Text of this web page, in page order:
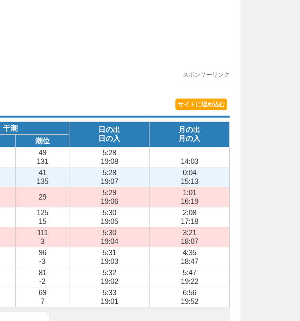
スポンサーリンク
サイトに埋め込む
干潮
日の出
日の入
月の出
月の入
潮位
49
131
5:28
19:08
-
14:03
41
135
5:28
19:07
0:04
15:13
29
5:29
19:06
1:01
16:19
125
15
5:30
19:05
2:08
17:18
111
3
5:30
19:04
3:21
18:07
96
-3
5:31
19:03
4:35
18:47
81
-2
5:32
19:02
5:47
19:22
69
7
5:33
19:01
6:56
19:52